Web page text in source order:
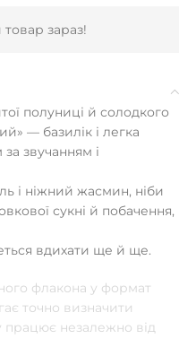
зараз!
полуниці й солодкого
— базилік і легка
звучанням і
і ніжний жасмин, ніби
сукні й побачення,
вдихати ще й ще.
флакона у формат
точно визначити
працює незалежно від